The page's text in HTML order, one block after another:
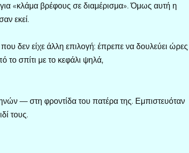
«κλάμα βρέφους σε διαμέρισμα». Όμως αυτή η
εκεί.
δεν είχε άλλη επιλογή: έπρεπε να δουλεύει ώρες
το σπίτι με το κεφάλι ψηλά,
— στη φροντίδα του πατέρα της. Εμπιστευόταν
τους.